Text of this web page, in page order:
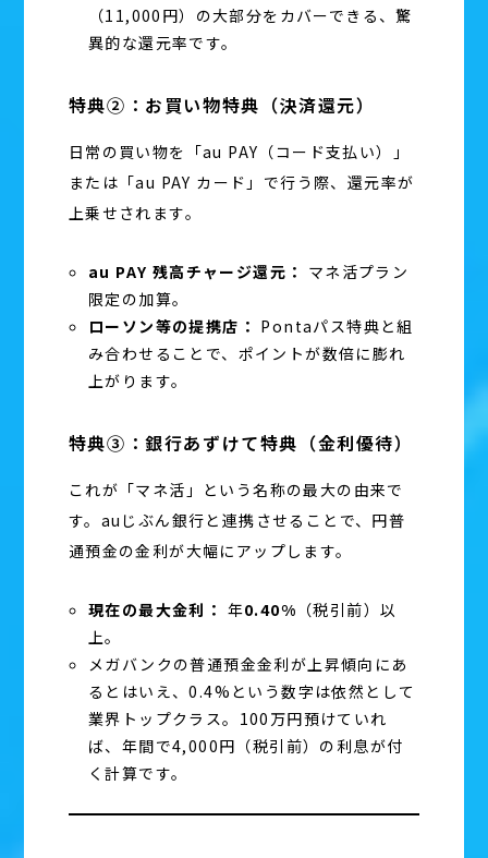
（11,000円）の大部分をカバーできる、驚
異的な還元率です。
特典②：お買い物特典（決済還元）
日常の買い物を「au PAY（コード支払い）」
または「au PAY カード」で行う際、還元率が
上乗せされます。
au PAY 残高チャージ還元： マネ活プラン
限定の加算。
ローソン等の提携店： Pontaパス特典と組
み合わせることで、ポイントが数倍に膨れ
上がります。
特典③：銀行あずけて特典（金利優待）
これが「マネ活」という名称の最大の由来で
す。auじぶん銀行と連携させることで、円普
通預金の金利が大幅にアップします。
現在の最大金利： 年0.40% （税引前）以
上。
メガバンクの普通預金金利が上昇傾向にあ
るとはいえ、0.4%という数字は依然として
業界トップクラス。100万円預けていれ
ば、年間で4,000円（税引前）の利息が付
く計算です。